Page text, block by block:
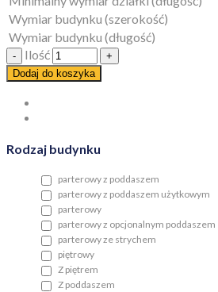
Wymiar budynku (szerokość)
Wymiar budynku (długość)
Ilość
Dodaj do koszyka
Rodzaj budynku
parterowy z poddaszem
parterowy z poddaszem użytkowym
parterowy
parterowy z opcjonalnym poddaszem
parterowy ze strychem
piętrowy
Z piętrem
Z poddaszem